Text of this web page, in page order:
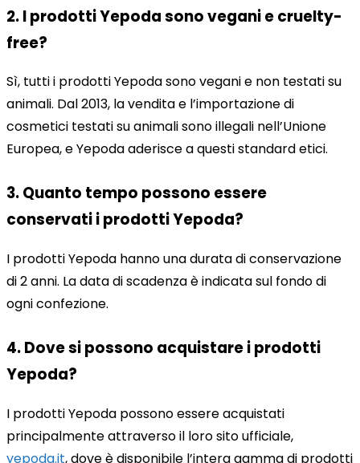
2. I prodotti Yepoda sono vegani e cruelty-
free?
Sì, tutti i prodotti Yepoda sono vegani e non testati su
animali. Dal 2013, la vendita e l’importazione di
cosmetici testati su animali sono illegali nell’Unione
Europea, e Yepoda aderisce a questi standard etici.
3. Quanto tempo possono essere
conservati i prodotti Yepoda?
I prodotti Yepoda hanno una durata di conservazione
di 2 anni. La data di scadenza è indicata sul fondo di
ogni confezione.
4. Dove si possono acquistare i prodotti
Yepoda?
I prodotti Yepoda possono essere acquistati
principalmente attraverso il loro sito ufficiale,
yepoda.it, dove è disponibile l’intera gamma di prodotti